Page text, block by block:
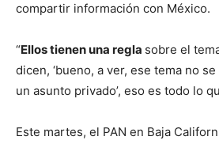
compartir información con México.
“Ellos tienen una regla sobre el
dicen, ‘bueno, a ver, ese tema no
un asunto privado’, eso es todo lo
Este martes, el PAN en Baja